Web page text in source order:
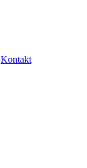
Kontakt